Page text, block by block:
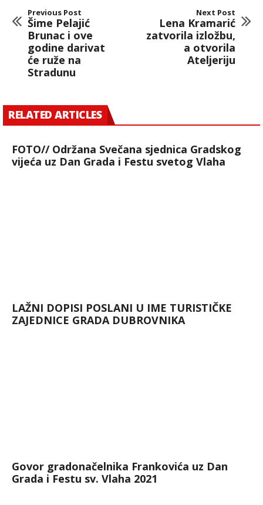
Previous Post
Šime Pelajić
Brunac i ove
godine darivat
će ruže na
Stradunu
Next Post
Lena Kramarić
zatvorila izložbu,
a otvorila
Ateljeriju
RELATED ARTICLES
FOTO// Održana Svečana sjednica Gradskog
vijeća uz Dan Grada i Festu svetog Vlaha
LAŽNI DOPISI POSLANI U IME TURISTIČKE
ZAJEDNICE GRADA DUBROVNIKA
Govor gradonačelnika Frankovića uz Dan
Grada i Festu sv. Vlaha 2021